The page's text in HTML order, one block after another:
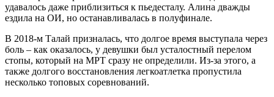
удавалось даже приблизиться к пьедесталу. Алина дважды
ездила на ОИ, но останавливалась в полуфинале.
В 2018-м Талай призналась, что долгое время выступала через
боль – как оказалось, у девушки был усталостный перелом
стопы, который на МРТ сразу не определили. Из-за этого, а
также долгого восстановления легкоатлетка пропустила
несколько топовых соревнований.